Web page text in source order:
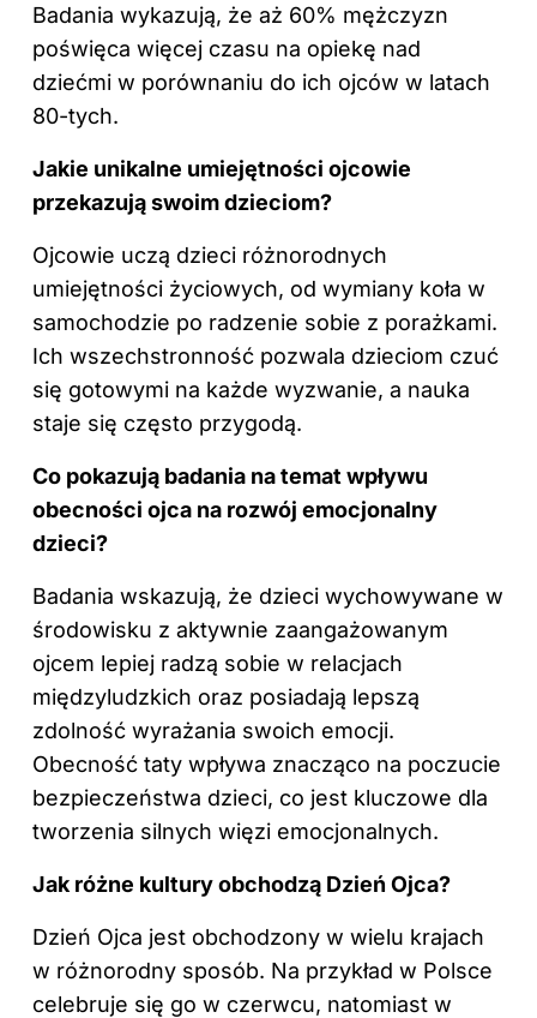
Badania wykazują, że aż 60% mężczyzn
poświęca więcej czasu na opiekę nad
dziećmi w porównaniu do ich ojców w latach
80-tych.
Jakie unikalne umiejętności ojcowie
przekazują swoim dzieciom?
Ojcowie uczą dzieci różnorodnych
umiejętności życiowych, od wymiany koła w
samochodzie po radzenie sobie z porażkami.
Ich wszechstronność pozwala dzieciom czuć
się gotowymi na każde wyzwanie, a nauka
staje się często przygodą.
Co pokazują badania na temat wpływu
obecności ojca na rozwój emocjonalny
dzieci?
Badania wskazują, że dzieci wychowywane w
środowisku z aktywnie zaangażowanym
ojcem lepiej radzą sobie w relacjach
międzyludzkich oraz posiadają lepszą
zdolność wyrażania swoich emocji.
Obecność taty wpływa znacząco na poczucie
bezpieczeństwa dzieci, co jest kluczowe dla
tworzenia silnych więzi emocjonalnych.
Jak różne kultury obchodzą Dzień Ojca?
Dzień Ojca jest obchodzony w wielu krajach
w różnorodny sposób. Na przykład w Polsce
celebruje się go w czerwcu, natomiast w